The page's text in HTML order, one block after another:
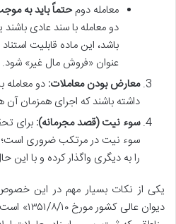
معامله دومحتماً باید به
دو معامله با سند عادی باشند
باشد، این ماده قابلیت
عنوان «فروش مال غیر» شود.
معارض بودن معاملات: دو معامله
داشته باشند که اجرای همزمان آن
سوء نیت (قصد مجرمانه): برای
سوء نیت در مرتکب ضروری است؛
را به دیگری واگذار کرده و با این
دیوان